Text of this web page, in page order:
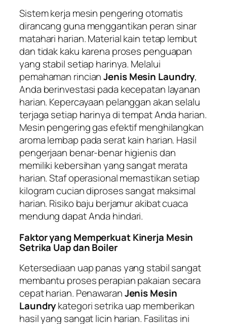
Sistem kerja mesin pengering otomatis
dirancang guna menggantikan peran sinar
matahari harian. Material kain tetap lembut
dan tidak kaku karena proses penguapan
yang stabil setiap harinya. Melalui
pemahaman rincianJenis Mesin Laundry,
Anda berinvestasi pada kecepatan layanan
harian. Kepercayaan pelanggan akan selalu
terjaga setiap harinya di tempat Anda harian.
Mesin pengering gas efektif menghilangkan
aroma lembap pada serat kain harian. Hasil
pengerjaan benar-benar higienis dan
memiliki kebersihan yang sangat merata
harian. Staf operasional memastikan setiap
kilogram cucian diproses sangat maksimal
harian. Risiko baju berjamur akibat cuaca
mendung dapat Anda hindari.
Faktor yang Memperkuat Kinerja Mesin
Setrika Uap dan Boiler
Ketersediaan uap panas yang stabil sangat
membantu proses perapian pakaian secara
cepat harian. PenawaranJenis Mesin
Laundrykategori setrika uap memberikan
hasil yang sangat licin harian. Fasilitas ini